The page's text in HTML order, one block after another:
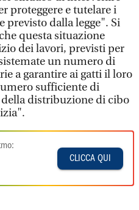
proteggere e tutelare i
previsto dalla legge". Si
questa situazione
dei lavori, previsti per
un numero di
a garantire ai gatti il loro
sufficiente di
distribuzione di cibo
CLICCA QUI